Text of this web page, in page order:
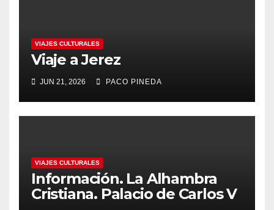
VIAJES CULTURALES
Viaje a Jerez
JUN 21, 2026 PACO PINEDA
VIAJES CULTURALES
Información. La Alhambra
Cristiana. Palacio de Carlos V